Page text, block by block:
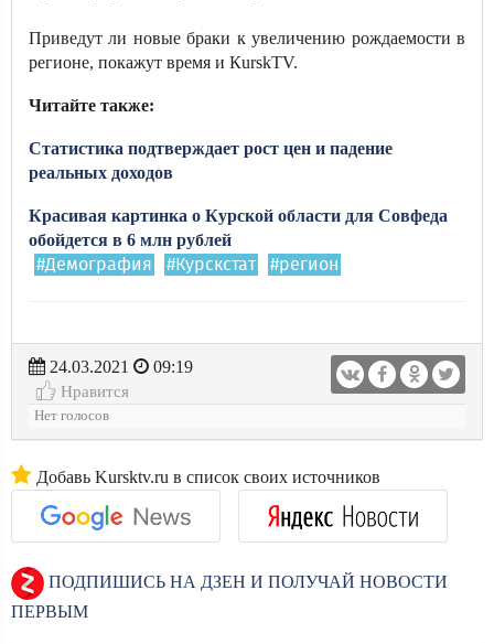
Приведут ли новые браки к увеличению рождаемости в
регионе, покажут время и КurskTV.
Читайте также:
Статистика подтверждает рост цен и падение
реальных доходов
Красивая картинка о Курской области для Совфеда
обойдется в 6 млн рублей
#Демография #Курскстат #регион
24.03.2021
09:19
Нравится
Нет голосов
Добавь Kursktv.ru в список своих источников
ПОДПИШИСЬ НА ДЗЕН И ПОЛУЧАЙ НОВОСТИ
ПЕРВЫМ